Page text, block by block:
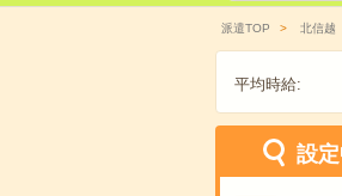
派遣TOP 北信越
平均時給:
設